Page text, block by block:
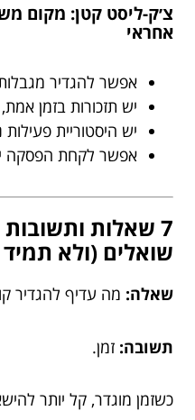
צ׳ק-ליסט קטן: מקום
אחראי
אפשר להגדיר מגבלות
יש תזכורות בזמן
יש היסטוריית
אפשר לקחת הפסקה
7 שאלות
שואלים (ולא
שאלה: מה עדיף להגדיר
תשובה: זמן.
כשזמן מוגדר, קל יותר